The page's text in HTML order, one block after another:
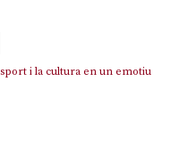
i la cultura en un emotiu